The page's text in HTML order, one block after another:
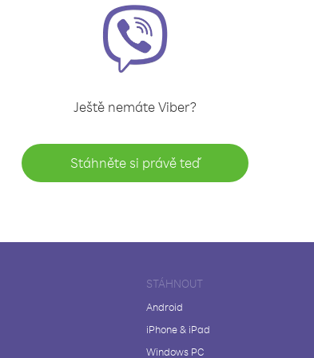
Ještě nemáte Viber?
Stáhněte si právě teď
STÁHNOUT
Android
iPhone & iPad
Windows PC